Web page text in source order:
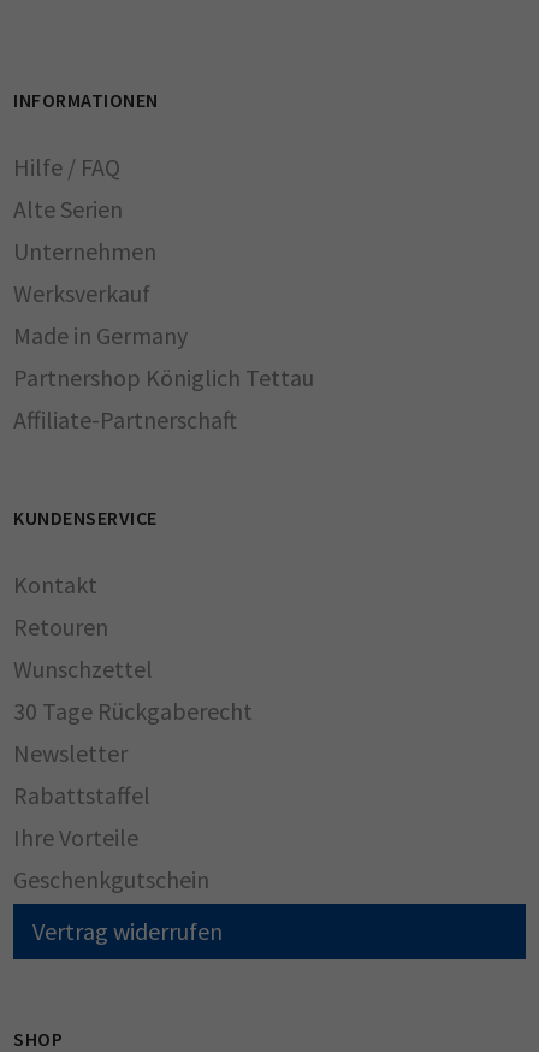
INFORMATIONEN
Hilfe / FAQ
Alte Serien
Unternehmen
Werksverkauf
Made in Germany
Partnershop Königlich Tettau
Affiliate-Partnerschaft
KUNDENSERVICE
Kontakt
Retouren
Wunschzettel
30 Tage Rückgaberecht
Newsletter
Rabattstaffel
Ihre Vorteile
Geschenkgutschein
Vertrag widerrufen
SHOP